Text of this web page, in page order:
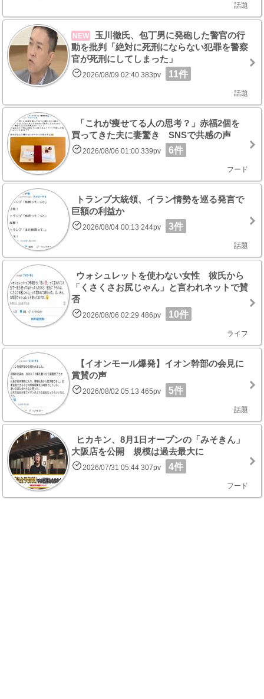
話題
NEW
玉川徹氏、包丁男に発砲した警官の行
動を批判「絶対に死刑にならない犯罪を警察
官が死刑にしてしまった」
2026/08/09 02:40 383pv 11件
話題
「これが痩せてる人の思考？」赤福2個を
買ってきた夫に妻驚き SNSで共感の声
2026/08/06 01:00 339pv 6件
フード
トランプ大統領、イラン情勢を巡る発言で
巨額の利益か
2026/08/04 00:13 244pv 3件
話題
ウォシュレットを使わない女性 彼氏から
「くさくさお尻じゃん」と言われネットで賛
否
2026/08/06 02:29 486pv 10件
ライフ
【イオンモール爆発】イオン幹部の会見に
賞賛の声
2026/08/02 05:13 465pv 5件
話題
ヒカキン、8月1日オープンの「みそきん」
大阪店を公開 規模は過去最大に
2026/07/31 05:44 307pv 4件
フード